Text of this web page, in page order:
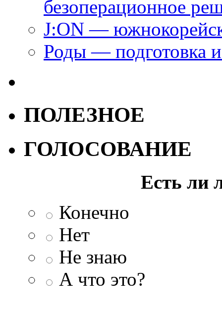
безоперационное
J:ON —
Роды — подготовка
ПОЛЕЗНОЕ
ГОЛОСОВАНИЕ
Есть ли
Конечно
Нет
Не знаю
А что это?